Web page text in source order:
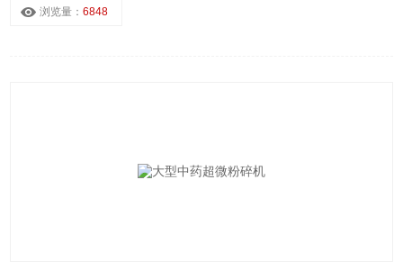
浏览量：6848